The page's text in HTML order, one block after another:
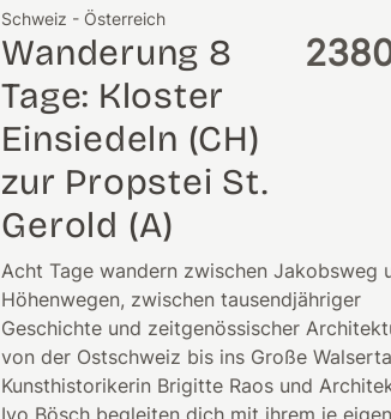
Schweiz - Österreich
Wanderung 8
Tage: Kloster
Einsiedeln (CH)
zur Propstei St.
Gerold (A)
Acht Tage wandern zwischen Jakobsweg
Höhenwegen, zwischen tausendjähriger
Geschichte und zeitgenössischer
von der Ostschweiz bis ins Große
Kunsthistorikerin Brigitte Raos und
Ivo Bösch begleiten dich mit ihrem je